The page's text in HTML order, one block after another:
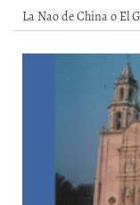
La Nao de China o El